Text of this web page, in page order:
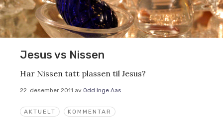
AKTUELT KOMMENTAR
Jesus vs Nissen
Har Nissen tatt plassen til Jesus?
22. desember 2011 av Odd Inge Aas